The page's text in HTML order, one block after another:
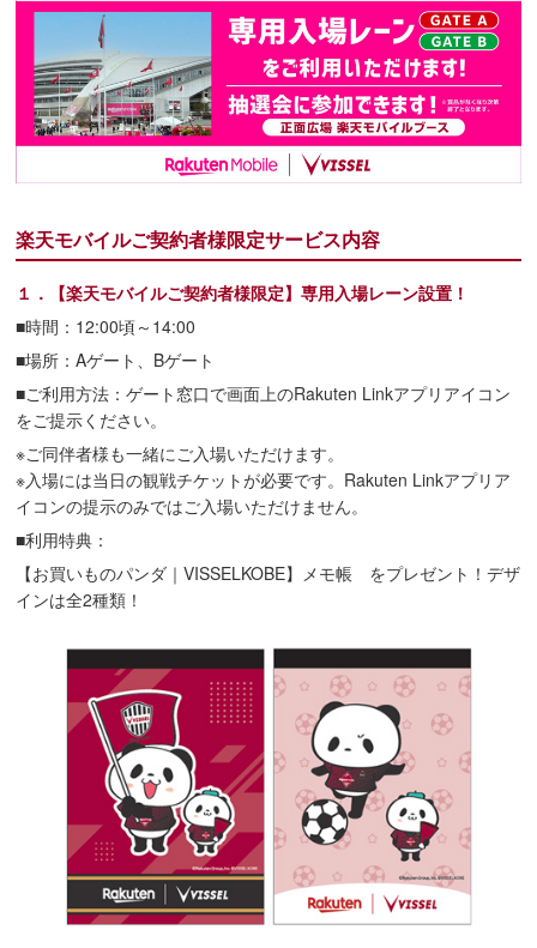
楽天モバイルご契約者様限定サービス内容
１．【楽天モバイルご契約者様限定】専用入場レーン設置！
■時間：12:00頃～14:00
■場所：Aゲート、Bゲート
■ご利用方法：ゲート窓口で画面上のRakuten Linkアプリアイコン
をご提示ください。
※ご同伴者様も一緒にご入場いただけます。
※入場には当日の観戦チケットが必要です。Rakuten Linkアプリア
イコンの提示のみではご入場いただけません。
■利用特典：
【お買いものパンダ｜VISSELKOBE】メモ帳 をプレゼント！デザ
インは全2種類！